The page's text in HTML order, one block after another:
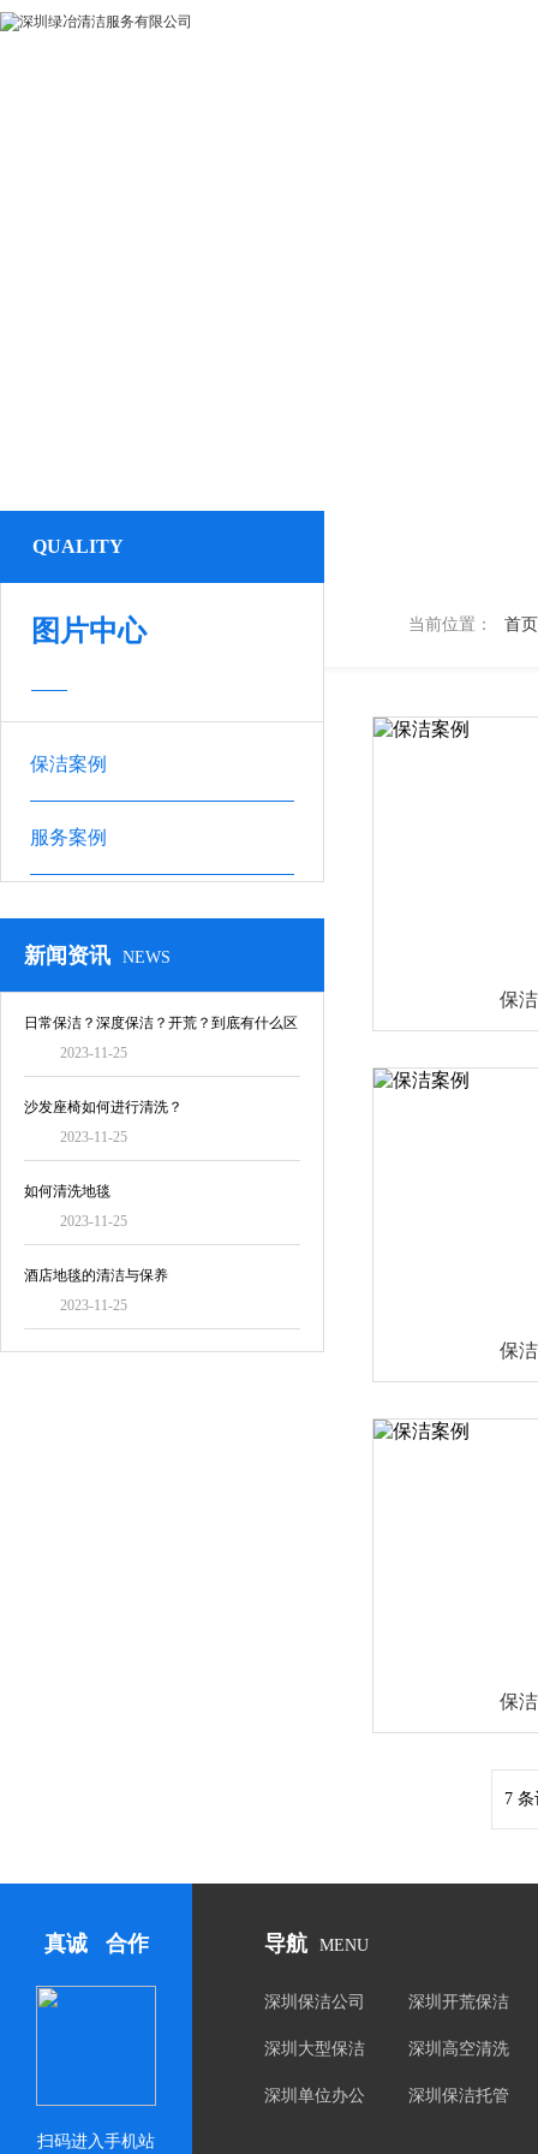
当前位置： 首页
QUALITY
图片中心
保洁案例
服务案例
新闻资讯 NEWS
日常保洁？深度保洁？开荒？到底有什么区
2023-11-25
沙发座椅如何进行清洗？
2023-11-25
如何清洗地毯
2023-11-25
酒店地毯的清洁与保养
2023-11-25
保
保
保
7
真诚 合作
扫码进入手机站
导航 MENU
深圳保洁公司 深圳开荒保洁
深圳大型保洁 深圳高空清洗
深圳单位办公
深圳保洁托管